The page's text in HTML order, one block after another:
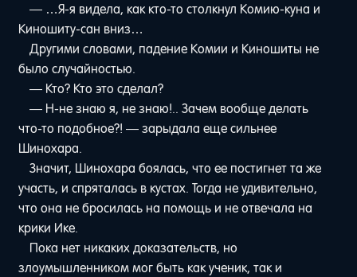
— …Я-я видела, как кто-то столкнул Комию-куна и
Киношиту-сан вниз…
Другими словами, падение Комии и Киношиты не
было случайностью.
— Кто? Кто это сделал?
— Н-не знаю я, не знаю!.. Зачем вообще делать
что-то подобное?! — зарыдала еще сильнее
Шинохара.
Значит, Шинохара боялась, что ее постигнет та же
участь, и спряталась в кустах. Тогда не удивительно,
что она не бросилась на помощь и не отвечала на
крики Ике.
Пока нет никаких доказательств, но
злоумышленником мог быть как ученик, так и